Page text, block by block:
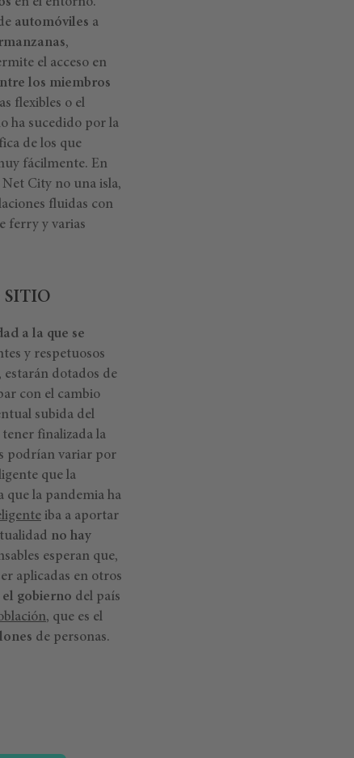
automóviles a
,
el acceso en
los miembros
flexibles o el
ha sucedido por la
de los que
fácilmente. En
Net City no una isla,
fluidas con
ferry y varias
SITIO
a la que se
y respetuosos
estarán dotados de
con el cambio
subida del
finalizada la
podrían variar por
que la
que la pandemia ha
iba a aportar
no hay
esperan que,
aplicadas en otros
el gobierno del país
, que es el
de personas.